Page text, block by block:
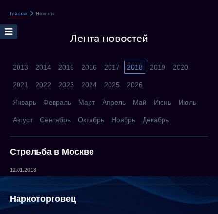
Главная Новости
Лента новостей
2013 2014 2015 2016 2017 2018 2019 2020
2021 2022 2023 2024 2025 2026
Январь Февраль Март Апрель Май Июнь Июль
Август Сентябрь Октябрь Ноябрь Декабрь
Стрельба в Москве
12.01.2018
Наркоторговец